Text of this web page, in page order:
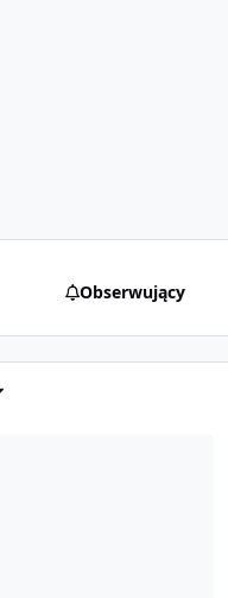
Obserwujący